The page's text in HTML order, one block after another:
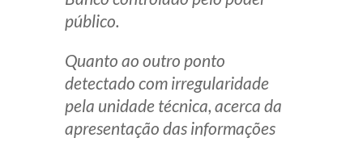
público.
Quanto ao outro ponto
detectado com irregularidade
pela unidade técnica, acerca da
apresentação das informações